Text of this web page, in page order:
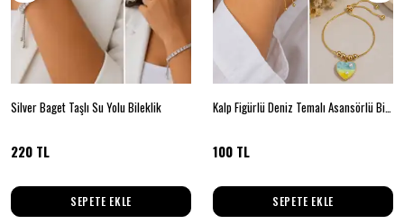
Silver Baget Taşlı Su Yolu Bileklik
220 TL
SEPETE EKLE
Kalp Figürlü Deniz Temalı Asansörlü Bileklik
100 TL
SEPETE EKLE